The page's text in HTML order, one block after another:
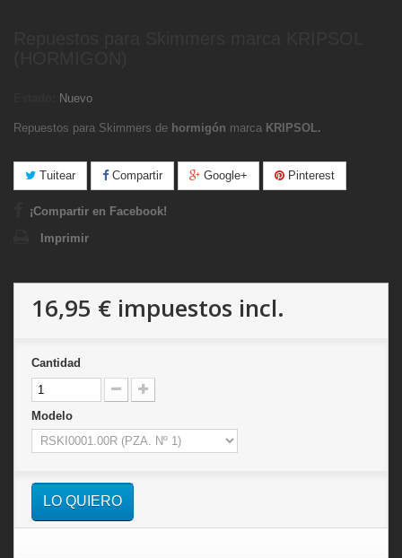
Nuevo
Repuestos para Skimmers de hormigón marca KRIPSOL.
Tuitear Compartir Google+ Pinterest
¡Compartir en Facebook!
Imprimir
16,95 € impuestos incl.
Cantidad
Modelo
LO QUIERO